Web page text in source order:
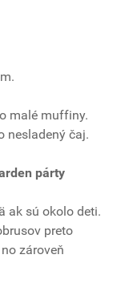
malé muffiny.
nesladený čaj.
párty
ak sú okolo deti.
preto
zároveň